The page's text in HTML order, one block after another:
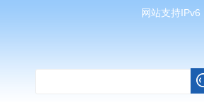
网站支持IPv6